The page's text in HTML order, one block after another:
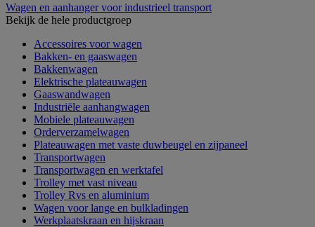
Wagen en aanhanger voor industrieel transport
Bekijk de hele productgroep
Accessoires voor wagen
Bakken- en gaaswagen
Bakkenwagen
Elektrische plateauwagen
Gaaswandwagen
Industriële aanhangwagen
Mobiele plateauwagen
Orderverzamelwagen
Plateauwagen met vaste duwbeugel en zijpaneel
Transportwagen
Transportwagen en werktafel
Trolley met vast niveau
Trolley Rvs en aluminium
Wagen voor lange en bulkladingen
Werkplaatskraan en hijskraan